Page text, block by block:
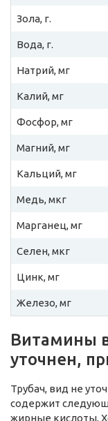
Зола, г.
Вода, г.
Натрий, мг
Калий, мг
Фосфор, мг
Магний, мг
Кальций, мг
Медь, мкг
Марганец, мг
Селен, мкг
Цинк, мг
Железо, мг
Витамины
уточнен,
Трубач, вид не
содержит
жирные кислоты,